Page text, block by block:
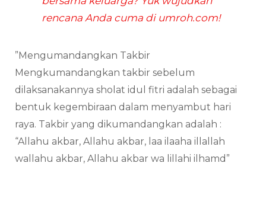
rencana Anda cuma di umroh.com!
”Mengumandangkan Takbir
Mengkumandangkan takbir sebelum
dilaksanakannya sholat idul fitri adalah sebagai
bentuk kegembiraan dalam menyambut hari
raya. Takbir yang dikumandangkan adalah :
“Allahu akbar, Allahu akbar, laa ilaaha illallah
wallahu akbar, Allahu akbar wa lillahi ilhamd”